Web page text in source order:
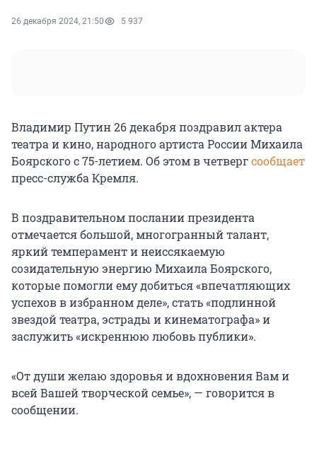
26 декабря 2024, 21:50 5 937
Владимир Путин 26 декабря поздравил актера
театра и кино, народного артиста России Михаила
Боярского с 75-летием. Об этом в четвергсообщает
пресс-служба Кремля.
В поздравительном послании президента
отмечается большой, многогранный талант,
яркий темперамент и неиссякаемую
созидательную энергию Михаила Боярского,
которые помогли ему добиться «впечатляющих
успехов в избранном деле», стать «подлинной
звездой театра, эстрады и кинематографа» и
заслужить «искреннюю любовь публики».
«От души желаю здоровья и вдохновения Вам и
всей Вашей творческой семье», — говорится в
сообщении.